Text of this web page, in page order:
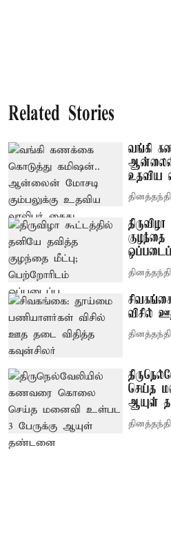
Related Stories
வங்கி
ஆன்லைன்
உதவிய
தினத்தந்தி
குழந்தை
தினத்தந்தி
விசில்
தினத்தந்தி
செய்த
ஆயுள்
தினத்தந்தி